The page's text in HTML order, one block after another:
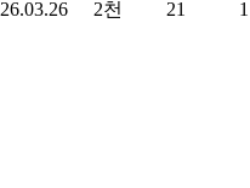
26.03.26 2천 21 1